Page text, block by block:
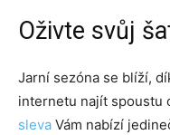
Oživte svůj
Jarní sezóna se blíží,
internetu najít spoustu
sleva Vám nabízí